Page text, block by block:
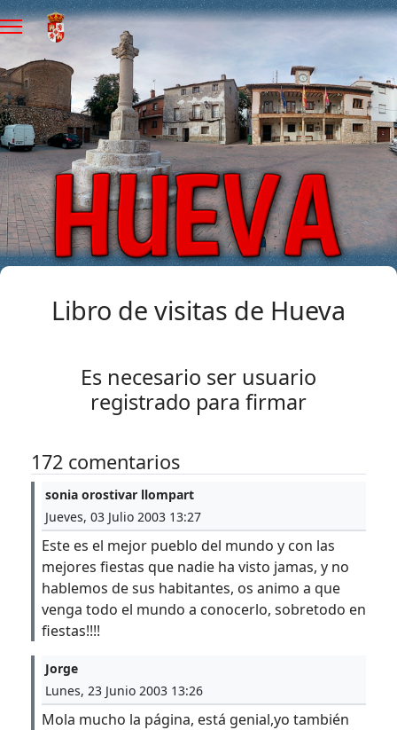
Libro de visitas de Hueva
Es necesario ser usuario
registrado para firmar
172 comentarios
sonia orostivar llompart
Jueves, 03 Julio 2003 13:27
Este es el mejor pueblo del mundo y con las
mejores fiestas que nadie ha visto jamas, y no
hablemos de sus habitantes, os animo a que
venga todo el mundo a conocerlo, sobretodo en
fiestas!!!!
Jorge
Lunes, 23 Junio 2003 13:26
Mola mucho la página, está genial,yo también